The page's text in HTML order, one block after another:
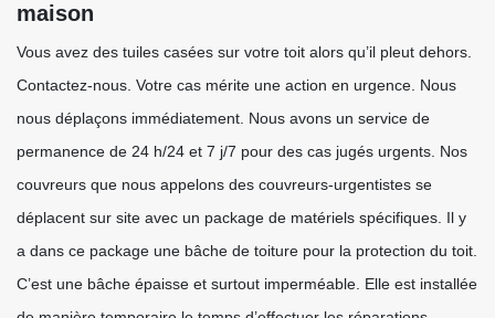
maison
Vous avez des tuiles casées sur votre toit alors qu’il pleut dehors.
Contactez-nous. Votre cas mérite une action en urgence. Nous
nous déplaçons immédiatement. Nous avons un service de
permanence de 24 h/24 et 7 j/7 pour des cas jugés urgents. Nos
couvreurs que nous appelons des couvreurs-urgentistes se
déplacent sur site avec un package de matériels spécifiques. Il y
a dans ce package une bâche de toiture pour la protection du toit.
C’est une bâche épaisse et surtout imperméable. Elle est installée